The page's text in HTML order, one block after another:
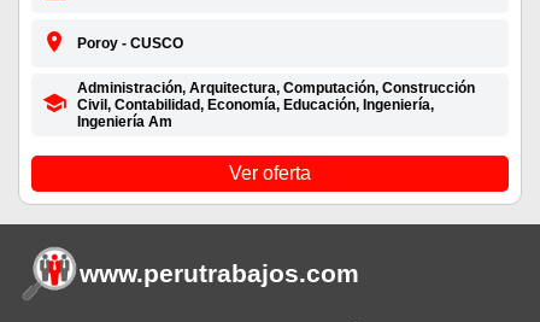
Poroy - CUSCO
Administración, Arquitectura, Computación, Construcción
Civil, Contabilidad, Economía, Educación, Ingeniería,
Ingeniería Am
Ver oferta
www.perutrabajos.com